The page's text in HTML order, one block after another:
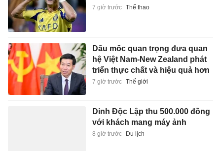
7 giờ trước Thể thao
Dấu mốc quan trọng đưa quan
hệ Việt Nam-New Zealand phát
triển thực chất và hiệu quả hơn
7 giờ trước Thế giới
Dinh Độc Lập thu 500.000 đồng
với khách mang máy ảnh
8 giờ trước Du lịch